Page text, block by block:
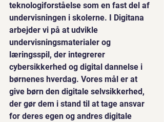
teknologiforståelse som en fast del af
undervisningen i skolerne. I Digitana
arbejder vi på at udvikle
undervisningsmaterialer og
læringsspil, der integrerer
cybersikkerhed og digital dannelse i
børnenes hverdag. Vores mål er at
give børn den digitale selvsikkerhed,
der gør dem i stand til at tage ansvar
for deres egen og andres digitale